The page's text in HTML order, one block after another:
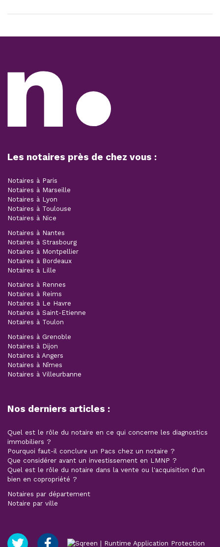
Les notaires près de chez vous :
Notaires à Paris
Notaires à Marseille
Notaires à Lyon
Notaires à Toulouse
Notaires à Nice
Notaires à Nantes
Notaires à Strasbourg
Notaires à Montpellier
Notaires à Bordeaux
Notaires à Lille
Notaires à Rennes
Notaires à Reims
Notaires à Le Havre
Notaires à Saint-Etienne
Notaires à Toulon
Notaires à Grenoble
Notaires à Dijon
Notaires à Angers
Notaires à Nîmes
Notaires à Villeurbanne
Nos derniers articles :
Quel est le rôle du notaire en ce qui concerne les diagnostics
immobiliers ?
Pourquoi faut-il conclure un Pacs chez un notaire ?
Que considérer avant un investissement en LMNP ?
Quel est le rôle du notaire dans la vente ou l'acquisition d'un
bien en copropriété ?
Notaires par département
Notaire par ville